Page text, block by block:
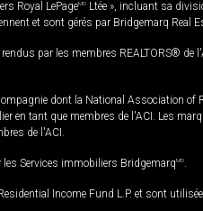
Royal LePageMD Ltée », incluant sa
et sont gérés par Bridgemarq Real
par les membres REALTORS® de
dont la National Association
en tant que membres de l'ACI. Les
de l'ACI.
les Services immobiliers BridgemarqMD
Income Fund L.P. et sont